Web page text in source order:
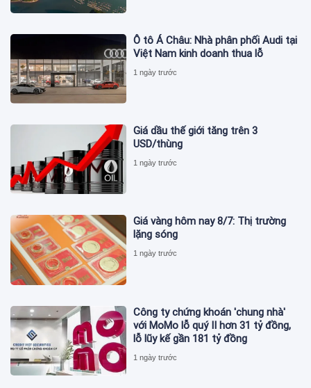
Ô tô Á Châu: Nhà phân phối Audi tại
Việt Nam kinh doanh thua lỗ
1 ngày trước
Giá dầu thế giới tăng trên 3
USD/thùng
1 ngày trước
Giá vàng hôm nay 8/7: Thị trường
lặng sóng
1 ngày trước
Công ty chứng khoán 'chung nhà'
với MoMo lỗ quý II hơn 31 tỷ đồng,
lỗ lũy kế gần 181 tỷ đồng
1 ngày trước